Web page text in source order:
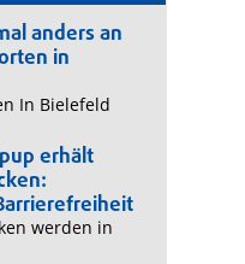
anders an
in
In Bielefeld
erhält
werden in